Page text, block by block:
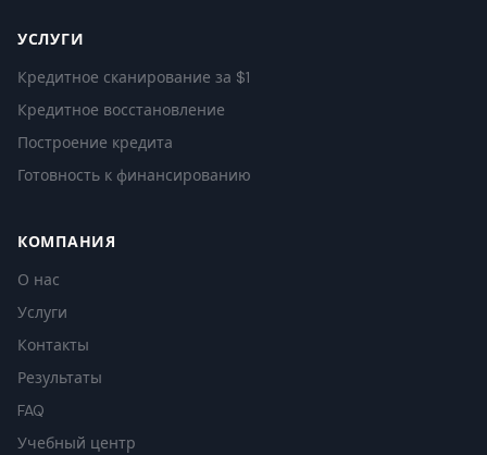
УСЛУГИ
Кредитное сканирование за $1
Кредитное восстановление
Построение кредита
Готовность к финансированию
КОМПАНИЯ
О нас
Услуги
Контакты
Результаты
FAQ
Учебный центр